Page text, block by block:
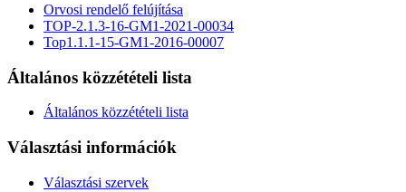
Orvosi rendelő felújítása
TOP-2.1.3-16-GM1-2021-00034
Top1.1.1-15-GM1-2016-00007
Általános közzétételi lista
Általános közzétételi lista
Választási információk
Választási szervek